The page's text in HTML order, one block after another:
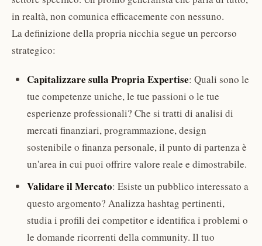
in realtà, non comunica efficacemente con nessuno.
La definizione della propria nicchia segue un percorso
strategico:
Capitalizzare sulla Propria Expertise: Quali sono le
tue competenze uniche, le tue passioni o le tue
esperienze professionali? Che si tratti di analisi di
mercati finanziari, programmazione, design
sostenibile o finanza personale, il punto di partenza è
un'area in cui puoi offrire valore reale e dimostrabile.
Validare il Mercato: Esiste un pubblico interessato a
questo argomento? Analizza hashtag pertinenti,
studia i profili dei competitor e identifica i problemi o
le domande ricorrenti della community. Il tuo